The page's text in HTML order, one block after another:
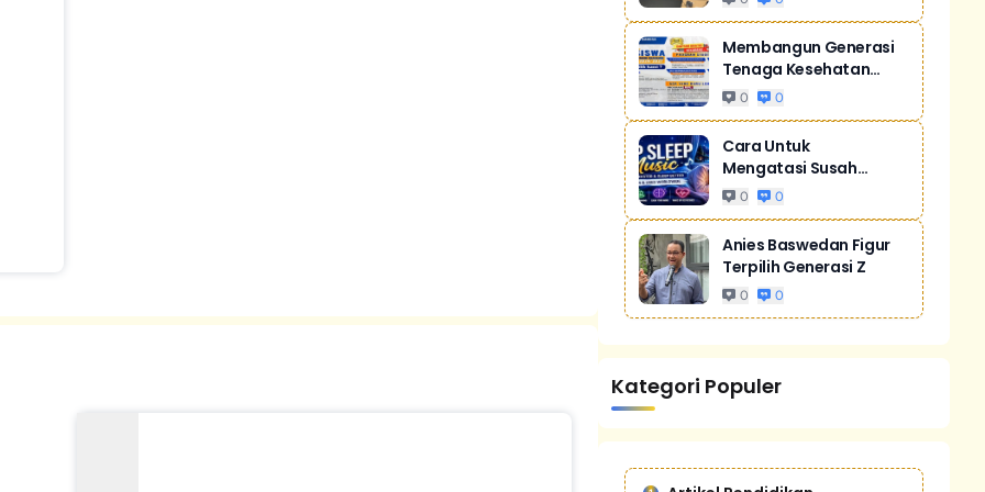
Membangun Generasi
Tenaga Kesehatan
Unggul Dan Men...
0 0
Cara Untuk
Mengatasi Susah
Tidur Akibat Stres
0 0
Anies Baswedan Figur
Terpilih Generasi Z
0 0
Kategori Populer